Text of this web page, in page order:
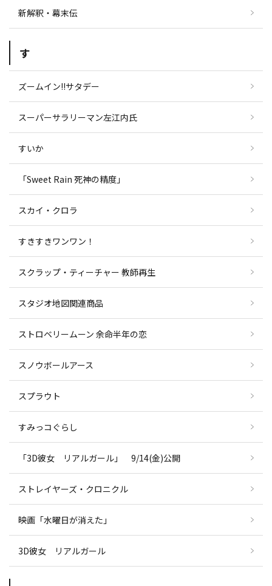
新解釈・幕末伝
す
ズームイン!!サタデー
スーパーサラリーマン左江内氏
すいか
「Sweet Rain 死神の精度」
スカイ・クロラ
すきすきワンワン！
スクラップ・ティーチャー 教師再生
スタジオ地図関連商品
ストロベリームーン 余命半年の恋
スノウボールアース
スプラウト
すみっコぐらし
「3D彼女 リアルガール」 9/14(金)公開
ストレイヤーズ・クロニクル
映画「水曜日が消えた」
3D彼女 リアルガール